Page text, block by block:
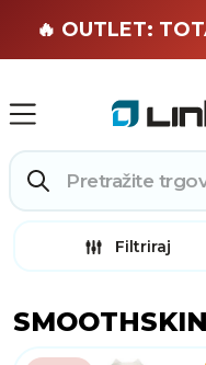
🏄
🔥 OUTLET:
Filtriraj
SMOOTHSKIN